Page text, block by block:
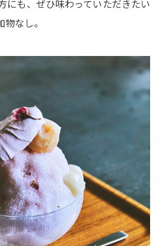
にも、ぜひ味わっていただきたい
なし。